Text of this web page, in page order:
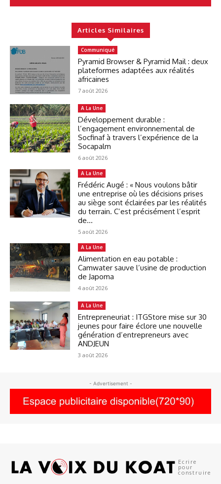
Articles Similaires
Communiqué
Pyramid Browser & Pyramid Mail : deux
plateformes adaptées aux réalités
africaines
7 août 2026
A La Une
Développement durable :
l’engagement environnemental de
Socfinaf à travers l’expérience de la
Socapalm
6 août 2026
A La Une
Frédéric Augé : « Nous voulons bâtir
une entreprise où les décisions prises
au siège sont éclairées par les réalités
du terrain. C’est précisément l’esprit
de...
5 août 2026
A La Une
Alimentation en eau potable :
Camwater sauve l’usine de production
de Japoma
4 août 2026
A La Une
Entrepreneuriat : ITGStore mise sur 30
jeunes pour faire éclore une nouvelle
génération d’entrepreneurs avec
ANDJEUN
3 août 2026
- Advertisement -
Ecrire
pour
construire